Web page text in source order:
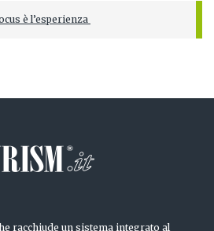
è l’esperienza
racchiude un sistema integrato al